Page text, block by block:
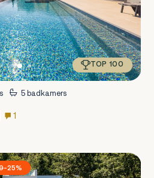
TOP 100
5 badkamers
1
-25%